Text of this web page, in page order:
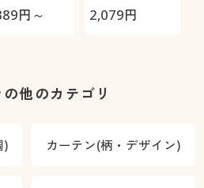
ーテン(防
円～
し・UVカッ
2,079円
他のカテゴリ
) カーテン(柄・デザイン)